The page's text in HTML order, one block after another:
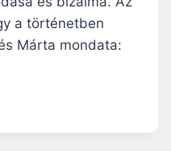
a történetben
Márta mondata: